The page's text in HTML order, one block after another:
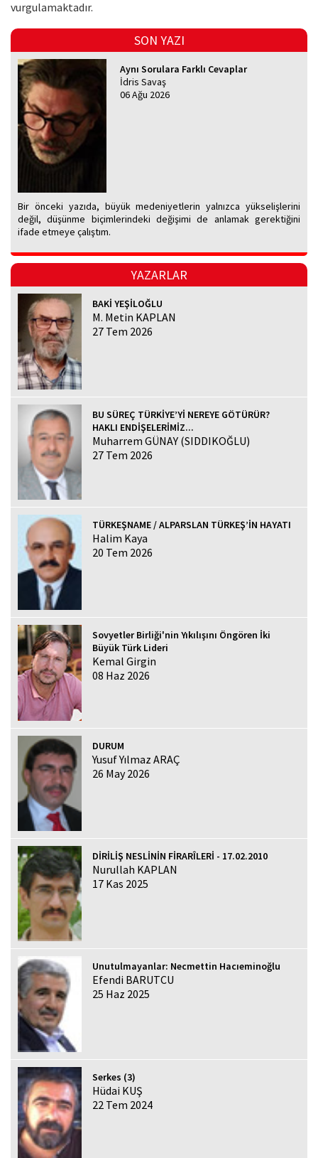
vurgulamaktadır.
SON YAZI
Aynı Sorulara Farklı Cevaplar
İdris Savaş
06 Ağu 2026
Bir önceki yazıda, büyük medeniyetlerin yalnızca yükselişlerini
değil, düşünme biçimlerindeki değişimi de anlamak gerektiğini
ifade etmeye çalıştım.
YAZARLAR
BAKİ YEŞİLOĞLU
M. Metin KAPLAN
27 Tem 2026
BU SÜREÇ TÜRKİYE’Yİ NEREYE GÖTÜRÜR?
HAKLI ENDİŞELERİMİZ...
Muharrem GÜNAY (SIDDIKOĞLU)
27 Tem 2026
TÜRKEŞNAME / ALPARSLAN TÜRKEŞ’İN HAYATI
Halim Kaya
20 Tem 2026
Sovyetler Birliği'nin Yıkılışını Öngören İki
Büyük Türk Lideri
Kemal Girgin
08 Haz 2026
DURUM
Yusuf Yılmaz ARAÇ
26 May 2026
DİRİLİŞ NESLİNİN FİRARÎLERİ - 17.02.2010
Nurullah KAPLAN
17 Kas 2025
Unutulmayanlar: Necmettin Hacıeminoğlu
Efendi BARUTCU
25 Haz 2025
Serkes (3)
Hüdai KUŞ
22 Tem 2024